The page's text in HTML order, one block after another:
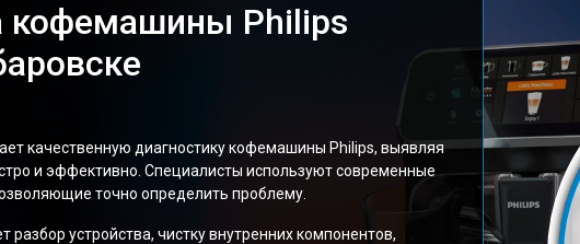
кофемашины Philips
качественную диагностику кофемашины Philips, выявляя
и эффективно. Специалисты используют современные
точно определить проблему.
устройства, чистку внутренних компонентов,